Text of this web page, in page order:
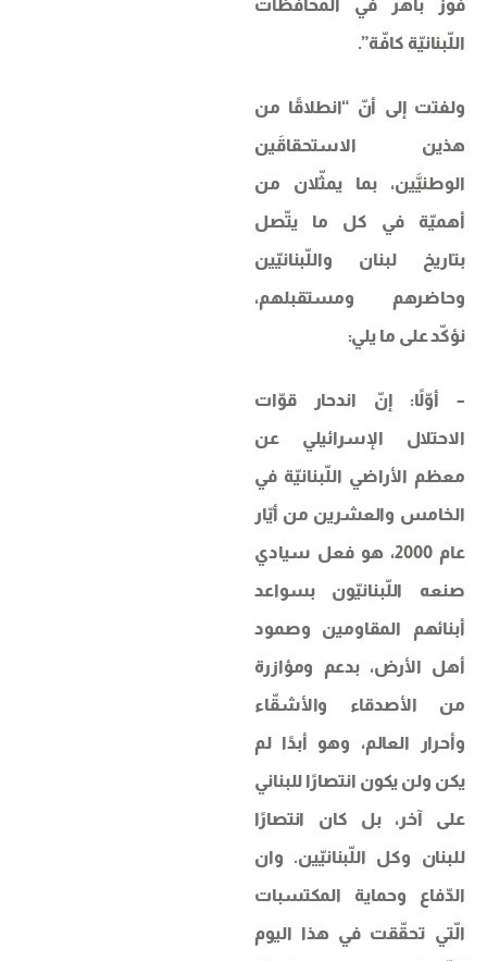
فوز باهر في المحافظات
اللّبنانيّة كافّة”.
ولفتت إلى أنّ “انطلاقًا من
هذين الاستحقاقَين
الوطنيَّين، بما يمثّلان من
أهميّة في كل ما يتّصل
بتاريخ لبنان واللّبنانيّين
وحاضرهم ومستقبلهم،
نؤكّد على ما يلي:
– أوّلًا: إنّ اندحار قوّات
الاحتلال الإسرائيلي عن
معظم الأراضي اللّبنانيّة في
الخامس والعشرين من أيّار
عام 2000، هو فعل سيادي
صنعه اللّبنانيّون بسواعد
أبنائهم المقاومين وصمود
أهل الأرض، بدعم ومؤازرة
من الأصدقاء والأشقّاء
وأحرار العالم، وهو أبدًا لم
يكن ولن يكون انتصارًا للبناني
على آخر، بل كان انتصارًا
للبنان وكل اللّبنانيّين. وان
الدّفاع وحماية المكتسبات
الّتي تحقّقت في هذا اليوم